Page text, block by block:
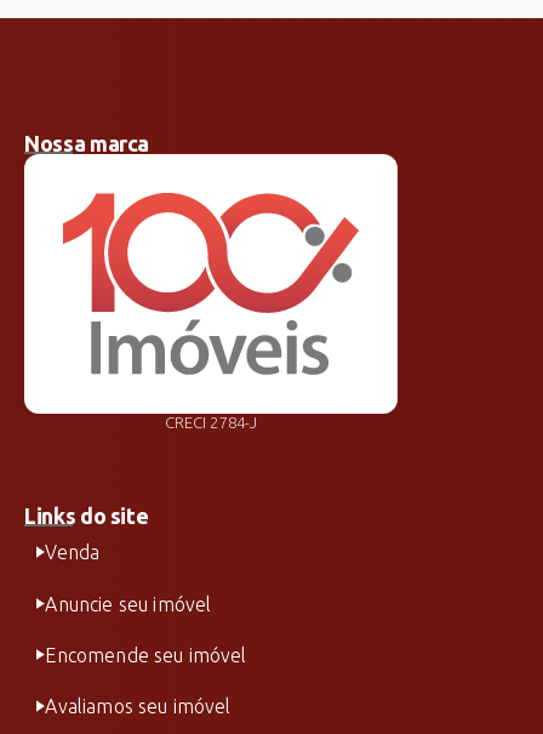
Nossa marca
CRECI 2784-J
Links do site
Venda
Anuncie seu imóvel
Encomende seu imóvel
Avaliamos seu imóvel